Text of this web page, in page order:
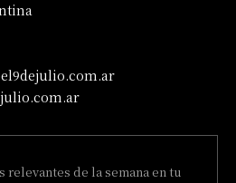
relevantes de la semana en tu